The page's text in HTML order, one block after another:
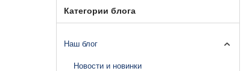
Категории блога
Наш блог
Новости и новинки